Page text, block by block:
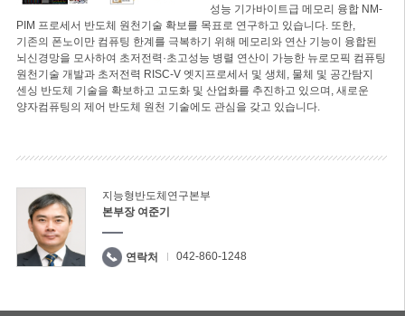
성능 기가바이트급 메모리 융합 NM-
PIM 프로세서 반도체 원천기술 확보를 목표로 연구하고 있습니다. 또한,
기존의 폰노이만 컴퓨팅 한계를 극복하기 위해 메모리와 연산 기능이 융합된
뇌신경망을 모사하여 초저전력·초고성능 병렬 연산이 가능한 뉴로모픽 컴퓨팅
원천기술 개발과 초저전력 RISC-V 엣지프로세서 및 생체, 물체 및 공간탐지
센싱 반도체 기술을 확보하고 고도화 및 산업화를 추진하고 있으며, 새로운
양자컴퓨팅의 제어 반도체 원천 기술에도 관심을 갖고 있습니다.
지능형반도체연구본부
본부장 여준기
연락처 042-860-1248